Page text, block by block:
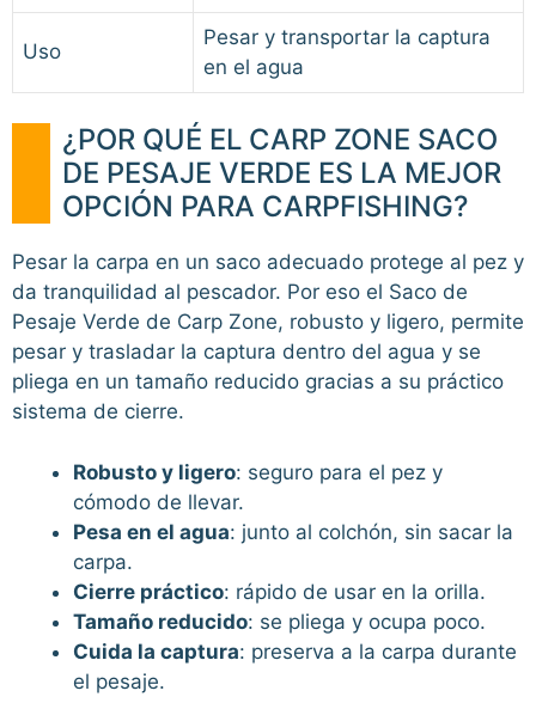
Uso
Pesar y transportar la captura
en el agua
¿POR QUÉ EL CARP ZONE SACO
DE PESAJE VERDE ES LA MEJOR
OPCIÓN PARA CARPFISHING?
Pesar la carpa en un saco adecuado protege al pez y
da tranquilidad al pescador. Por eso el Saco de
Pesaje Verde de Carp Zone, robusto y ligero, permite
pesar y trasladar la captura dentro del agua y se
pliega en un tamaño reducido gracias a su práctico
sistema de cierre.
Robusto y ligero: seguro para el pez y
cómodo de llevar.
Pesa en el agua: junto al colchón, sin sacar la
carpa.
Cierre práctico: rápido de usar en la orilla.
Tamaño reducido: se pliega y ocupa poco.
Cuida la captura: preserva a la carpa durante
el pesaje.